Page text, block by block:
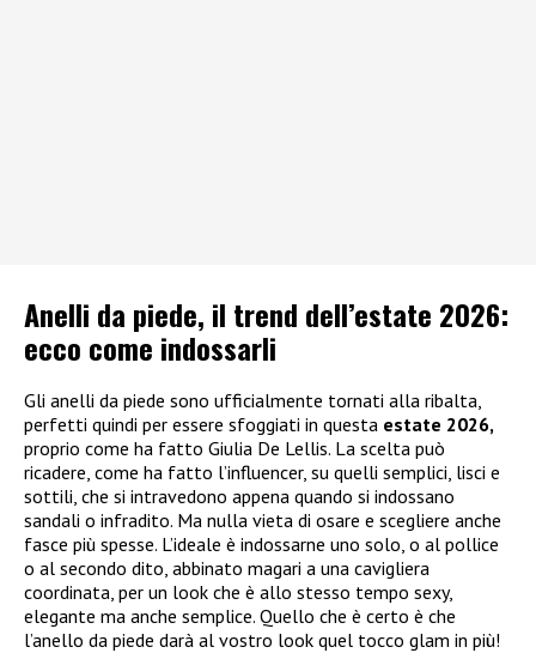
Anelli da piede, il trend dell’estate 2026:
ecco come indossarli
Gli anelli da piede sono ufficialmente tornati alla ribalta,
perfetti quindi per essere sfoggiati in questa estate 2026,
proprio come ha fatto Giulia De Lellis. La scelta può
ricadere, come ha fatto l’influencer, su quelli semplici, lisci e
sottili, che si intravedono appena quando si indossano
sandali o infradito. Ma nulla vieta di osare e scegliere anche
fasce più spesse. L’ideale è indossarne uno solo, o al pollice
o al secondo dito, abbinato magari a una cavigliera
coordinata, per un look che è allo stesso tempo sexy,
elegante ma anche semplice. Quello che è certo è che
l’anello da piede darà al vostro look quel tocco glam in più!